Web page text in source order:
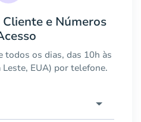
e Números
os dias, das 10h às
EUA) por telefone.